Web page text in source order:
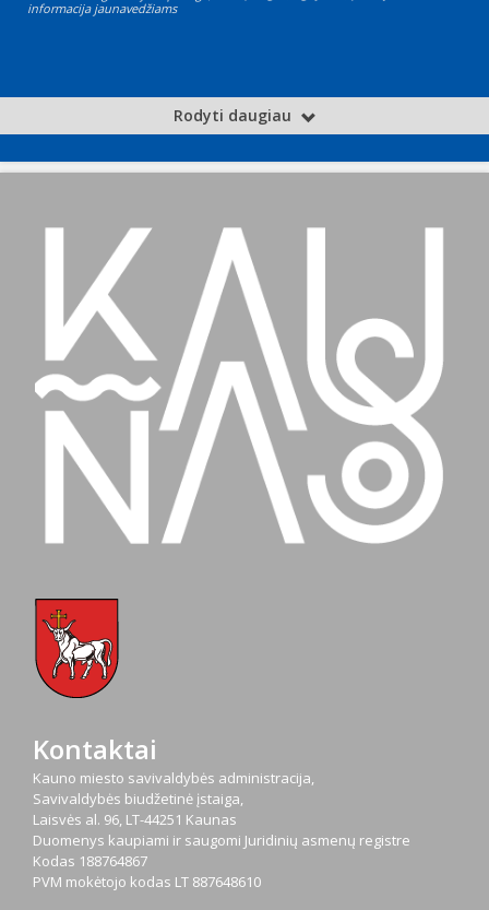
informacija jaunavedžiams
Rodyti daugiau
Kontaktai
Kauno miesto savivaldybės administracija,
Savivaldybės biudžetinė įstaiga,
Laisvės al. 96, LT-44251 Kaunas
Duomenys kaupiami ir saugomi Juridinių asmenų registre
Kodas 188764867
PVM mokėtojo kodas LT 887648610